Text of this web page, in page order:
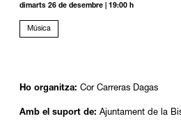
dimarts 26 de desembre 19:00 h
Música
Ho organitza: Cor Carreras Dagas
Amb el suport de: Ajuntament de la